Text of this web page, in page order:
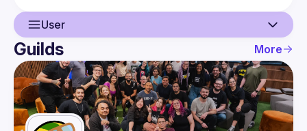
User
User
Events
Guilds
Guilds More